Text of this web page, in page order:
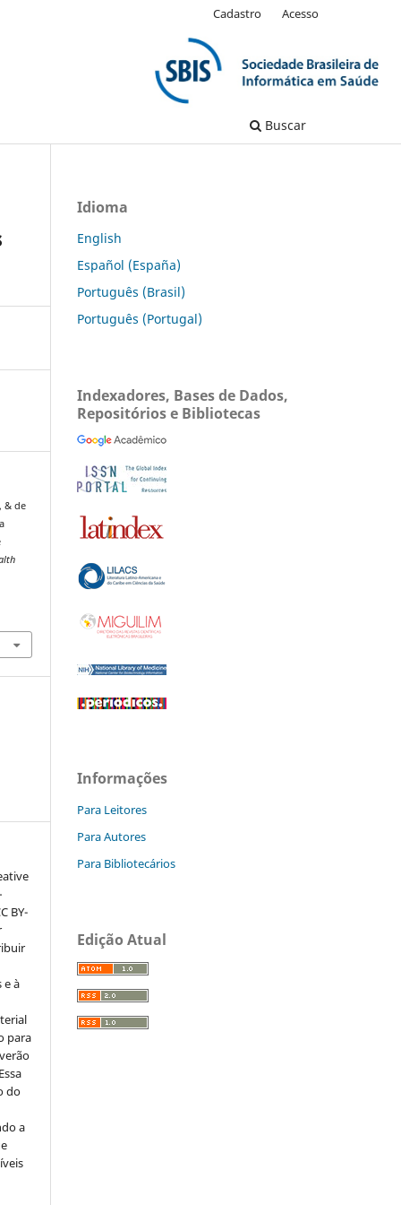
Buscar
Cadastro Acesso
& de
BY-
e à
para
do
a
Idioma
English
Español (España)
Português (Brasil)
Português (Portugal)
Indexadores, Bases de Dados,
Repositórios e Bibliotecas
Informações
Para Leitores
Para Autores
Para Bibliotecários
Edição Atual